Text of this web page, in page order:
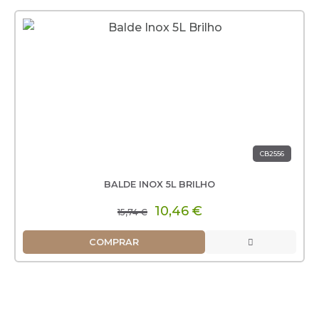
CB2556
BALDE INOX 5L BRILHO
15,74 € 10,46 €
COMPRAR